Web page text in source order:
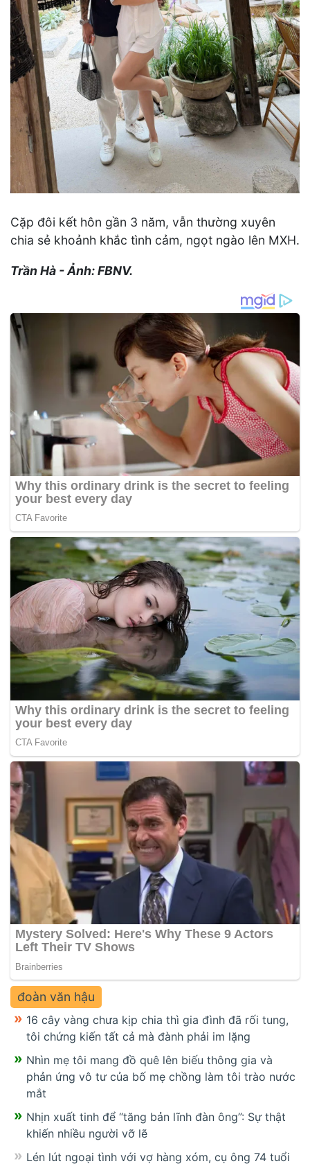
Cặp đôi kết hôn gần 3 năm, vẫn thường xuyên
chia sẻ khoảnh khắc tình cảm, ngọt ngào lên MXH.
Trần Hà - Ảnh: FBNV.
đoàn văn hậu
16 cây vàng chưa kịp chia thì gia đình đã rối tung,
tôi chứng kiến tất cả mà đành phải im lặng
Nhìn mẹ tôi mang đồ quê lên biếu thông gia và
phản ứng vô tư của bố mẹ chồng làm tôi trào nước
mắt
Nhịn xuất tinh để “tăng bản lĩnh đàn ông”: Sự thật
khiến nhiều người vỡ lẽ
Lén lút ngoại tình với vợ hàng xóm, cụ ông 74 tuổi